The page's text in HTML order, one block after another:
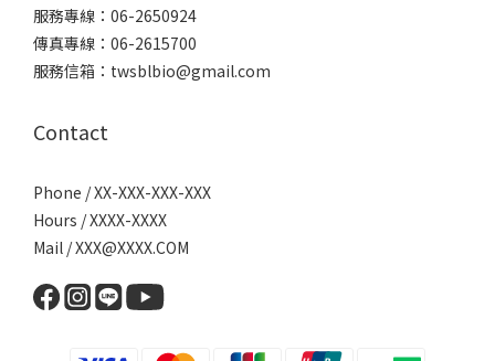
服務專線：06-2650924
傳真專線：06-2615700
服務信箱：twsblbio@gmail.com
Contact
Phone / XX-XXX-XXX-XXX
Hours / XXXX-XXXX
Mail / XXX@XXXX.COM